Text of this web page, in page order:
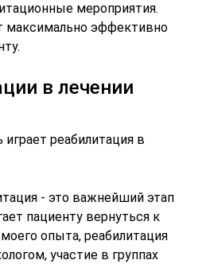
мероприятия.
максимально эффективно
в лечении
реабилитация в
- это важнейший этап
пациенту вернуться к
опыта, реабилитация
участие в группах